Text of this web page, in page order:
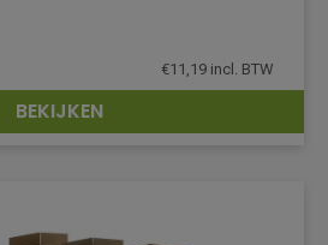
DETAILS
€11,19 incl. BTW
BEKIJKEN